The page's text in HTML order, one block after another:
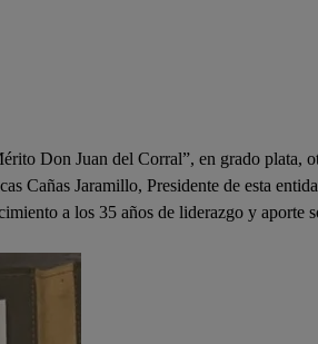
Don Juan del Corral”, en grado plata,
Cañas Jaramillo, Presidente de esta
a los 35 años de liderazgo y aporte